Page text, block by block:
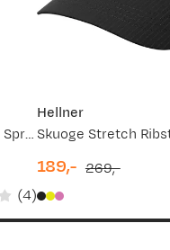
Skuoge Stretch Ribstop Cap Sulphur Spring
(4)
Hellner
Skuoge Stretch
price
189,-
price
269,-